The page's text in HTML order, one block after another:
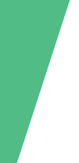
5 Descargas
15